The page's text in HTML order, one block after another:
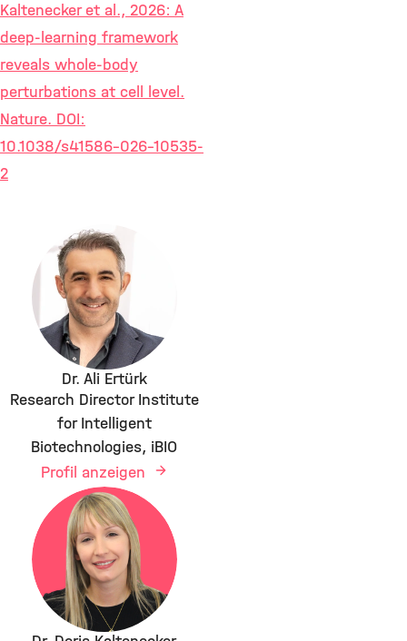
Kaltenecker et al., 2026: A
deep-learning framework
reveals whole-body
perturbations at cell level.
Nature. DOI:
10.1038/s41586-026-10535-
2
Dr. Ali Ertürk
Research Director Institute
for Intelligent
Biotechnologies, iBIO
Profil anzeigen